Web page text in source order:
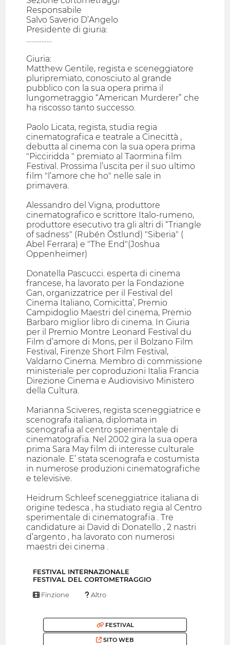
Responsabile
Salvo Saverio D’Angelo
Presidente di giuria:
……………
Giuria:
Matthew Gentile, regista e sceneggiatore
pluripremiato, conosciuto al grande
pubblico con la sua opera prima il
lungometraggio “American Murderer” che
ha riscosso tanto successo.
Paolo Licata, regista, studia regia
cinematografica e teatrale a Cinecittà ,
debutta al cinema con la sua opera prima
"Picciridda " premiato al Taormina film
Festival. Prossima l’uscita per il suo ultimo
film "l’amore che ho" nelle sale in
primavera.
Alessandro del Vigna, produttore
cinematografico e scrittore Italo-rumeno,
produttore esecutivo tra gli altri di “Triangle
of sadness" (Rubén Ōstlund) "Siberia" (
Abel Ferrara) e "The End"(Joshua
Oppenheimer)
Donatella Pascucci. esperta di cinema
francese, ha lavorato per la Fondazione
Gan, organizzatrice per il Festival del
Cinema Italiano, Comicitta’, Premio
Campidoglio Maestri del cinema, Premio
Barbaro miglior libro di cinema. In Giuria
per il Premio Montre Leonard Festival du
Film d’amore di Mons, per il Bolzano Film
Festival, Firenze Short Film Festival,
Valdarno Cinema. Membro di commissione
ministeriale per coproduzioni Italia Francia
Direzione Cinema e Audiovisivo Ministero
della Cultura.
Marianna Sciveres, regista sceneggiatrice e
scenografa italiana, diplomata in
scenografia al centro sperimentale di
cinematografia. Nel 2002 gira la sua opera
prima Sara May film di interesse culturale
nazionale. E’ stata scenografa e costumista
in numerose produzioni cinematografiche
e televisive.
Heidrum Schleef sceneggiatrice italiana di
origine tedesca , ha studiato regia al Centro
sperimentale di cinematografia . Tre
candidature ai David di Donatello , 2 nastri
d’argento , ha lavorato con numerosi
maestri dei cinema .
FESTIVAL INTERNAZIONALE
FESTIVAL DEL CORTOMETRAGGIO
Finzione Altro
FESTIVAL
SITO WEB